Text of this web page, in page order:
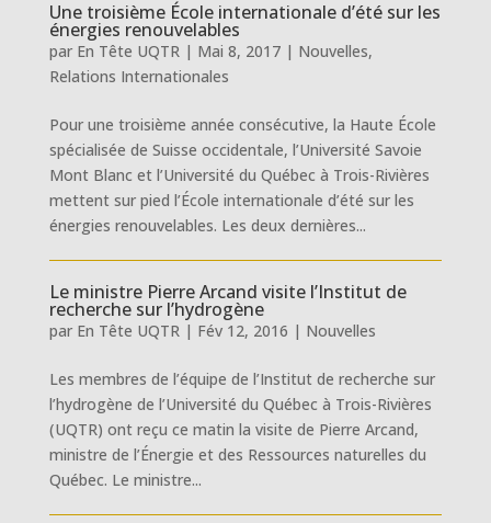
Une troisième École internationale d’été sur les
énergies renouvelables
par En Tête UQTR| Mai 8, 2017| Nouvelles,
Relations Internationales
Pour une troisième année consécutive, la Haute École
spécialisée de Suisse occidentale, l’Université Savoie
Mont Blanc et l’Université du Québec à Trois-Rivières
mettent sur pied l’École internationale d’été sur les
énergies renouvelables. Les deux dernières...
Le ministre Pierre Arcand visite l’Institut de
recherche sur l’hydrogène
par En Tête UQTR| Fév 12, 2016 | Nouvelles
Les membres de l’équipe de l’Institut de recherche sur
l’hydrogène de l’Université du Québec à Trois-Rivières
(UQTR) ont reçu ce matin la visite de Pierre Arcand,
ministre de l’Énergie et des Ressources naturelles du
Québec. Le ministre...